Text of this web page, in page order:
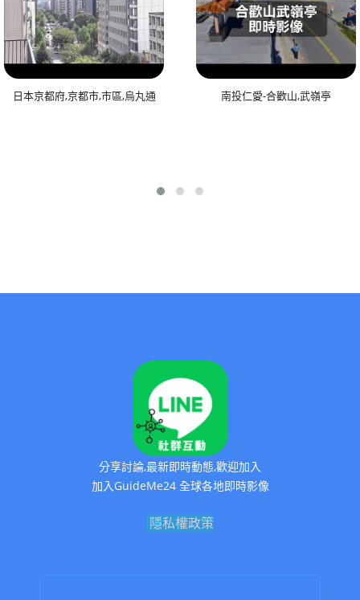
日本京都府,京都市,市區,烏丸通 南投仁愛-合歡山,武嶺亭
分享討論,最新即時動態,歡迎加入
加入GuideMe24 全球各地即時影像
隱私權政策